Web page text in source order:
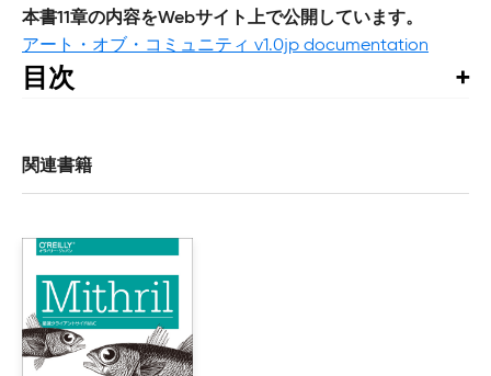
本書11章の内容をWebサイト上で公開しています。
アート・オブ・コミュニティ v1.0jp documentation
目次
訳者まえがき
まえがき
1章　アート・オブ・コミュニティ
    1.1　コラボレーション駆動のエートス
    1.2　コミュニティの本質
    1.3　コミュニケーションの基礎
関連書籍